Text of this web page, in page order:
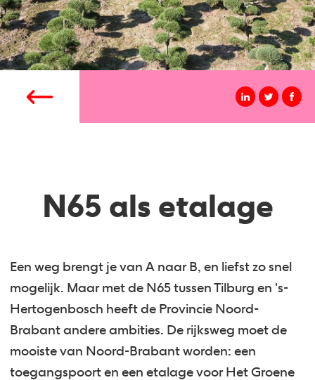
N65 als etalage
Een weg brengt je van A naar B, en liefst zo snel
mogelijk. Maar met de N65 tussen Tilburg en 's-
Hertogenbosch heeft de Provincie Noord-
Brabant andere ambities. De rijksweg moet de
mooiste van Noord-Brabant worden: een
toegangspoort en een etalage voor Het Groene